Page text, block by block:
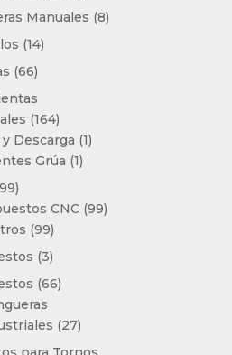
producto
Manuales 88
1414
6666
164164
productos
y Descarga 11
Grúa 11
9999
productos
CNC 9999
9999
productos
33
productos
6666
2727